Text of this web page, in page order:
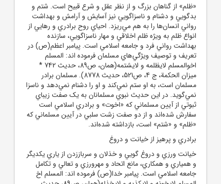
«ظلم» از گناهان بزرگ و از نظر عقل و شرع قبيح است. شتم و
بدگويي و دشنام و ناسزاگويي نيز آسايش و آرامش و بهداشت
رواني انسان‌ها را به هم مي‌ريزد. احياي روح برادري و رهايي از
انواع ظلم به ويژه ظلم اخلاقي و مهار ناسزاگويي، سازنده
بهداشت رواني فرد و جامعه اسلامي است. پيامبر اعظم(ص) در
تعريف و توصيف ويژگي‌هاي مسلمان فرموده اند: المسلم
اخوالمسلم لايظلمه و لايشتمه(همان، ص89، حديث 742 *
ميزان الحکمة، ج 4، ص521، حديث 8778). مسلمان برادر
مسلمان است، به او ستم نمي‌کند و او را دشنام نمي‌دهد و ناسزا
نمي‌گويد. در اين حديث نبوي مسلمانان به يک صفت زيباي
ثبوتي از آيين مسلماني که «اخوت» و برادري اسلامي است
سفارش شده‌اند و از دو صفت زشت سلبي در آيين مسلماني که
«ظلم» و «شتم» است، بازداشته شده‌اند.
برادري و پرهيز از خيانت و دروغ
خيانت ورزي و دروغ گويي و خذلان و سرباززدن از ياري يکديگر
و همياري و همکاري، مانع اتحاد و مهرورزي و تعالي و تکامل
جامعه اسلامي است. پيامبر خدا(ص) فرموده اند: المسلم اخ